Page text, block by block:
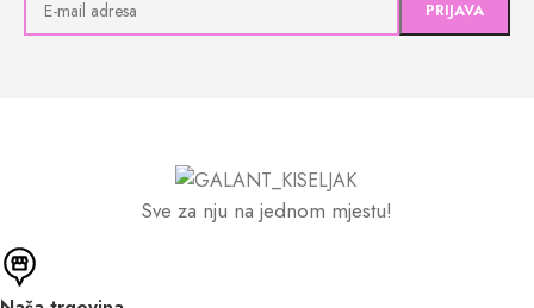
Sve za nju na jednom mjestu!